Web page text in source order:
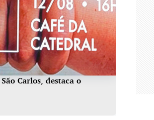
Carlos, destaca o